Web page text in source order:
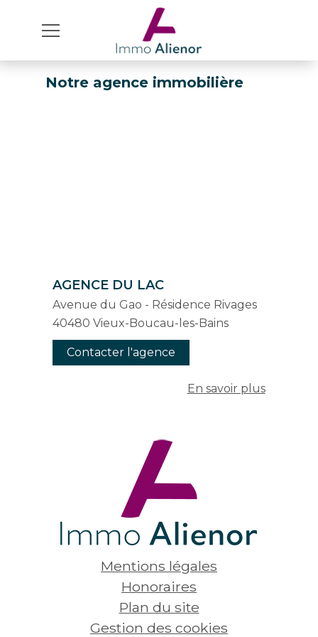
Notre agence immobilière
AGENCE DU LAC
Avenue du Gao - Résidence Rivages
40480 Vieux-Boucau-les-Bains
Contacter l'agence
En savoir plus
Mentions légales
Honoraires
Plan du site
Gestion des cookies